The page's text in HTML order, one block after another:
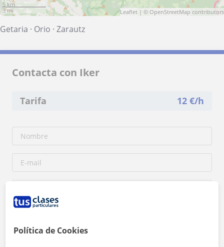
5 km
3 mi
Leaflet | © OpenStreetMap contributors
Getaria · Orio · Zarautz
Contacta con Iker
Tarifa 12 €/h
Política de Cookies